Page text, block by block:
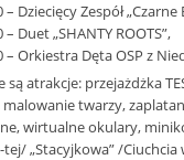
– Dziecięcy Zespół
Duet „SHANTY ROOTS”,
– Orkiestra Dęta OSP z
są atrakcje: przejażdżka
twarzy,
wirtualne okulary,
„Stacyjkowa” /